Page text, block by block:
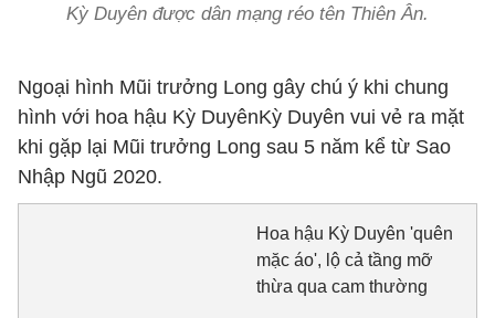
Kỳ Duyên được dân mạng réo tên Thiên Ân.
Ngoại hình Mũi trưởng Long gây chú ý khi chung
hình với hoa hậu Kỳ DuyênKỳ Duyên vui vẻ ra mặt
khi gặp lại Mũi trưởng Long sau 5 năm kể từ Sao
Nhập Ngũ 2020.
Hoa hậu Kỳ Duyên 'quên
mặc áo', lộ cả tầng mỡ
thừa qua cam thường